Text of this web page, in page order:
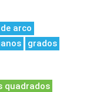
arco
grados
quadrados